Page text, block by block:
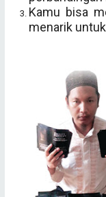
Kamu bisa
menarik